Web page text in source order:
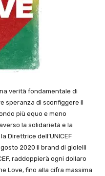
verità fondamentale di
speranza di sconfiggere il
più equo e meno
la solidarietà e la
Direttrice dell’UNICEF
2020 il brand di gioielli
raddoppierà ogni dollaro
Love, fino alla cifra massima